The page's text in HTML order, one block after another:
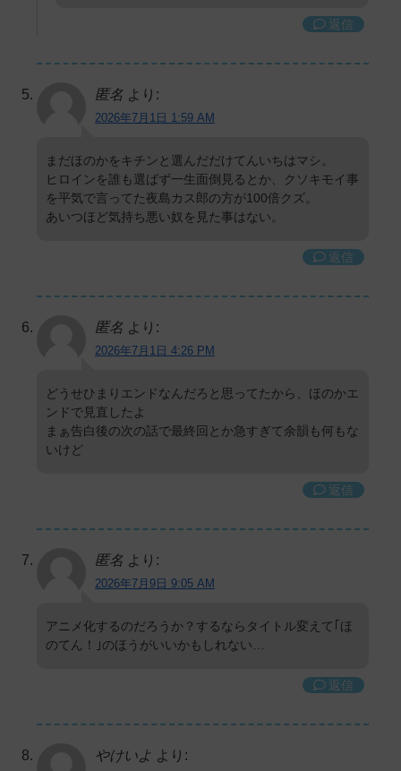
返信
匿名 より:
2026年7月1日 1:59 AM
まだほのかをキチンと選んだだけてんいちはマシ。
ヒロインを誰も選ばず一生面倒見るとか、クソキモイ事
を平気で言ってた夜島カス郎の方が100倍クズ。
あいつほど気持ち悪い奴を見た事はない。
返信
匿名 より:
2026年7月1日 4:26 PM
どうせひまりエンドなんだろと思ってたから、ほのかエ
ンドで見直したよ
まぁ告白後の次の話で最終回とか急すぎて余韻も何もな
いけど
返信
匿名 より:
2026年7月9日 9:05 AM
アニメ化するのだろうか？するならタイトル変えて｢ほ
のてん！｣のほうがいいかもしれない…
返信
やけいよ より: